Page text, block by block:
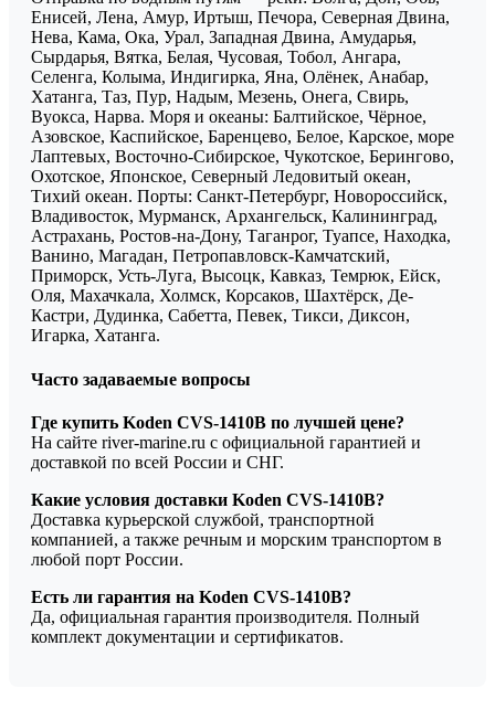
Енисей, Лена, Амур, Иртыш, Печора, Северная Двина,
Нева, Кама, Ока, Урал, Западная Двина, Амударья,
Сырдарья, Вятка, Белая, Чусовая, Тобол, Ангара,
Селенга, Колыма, Индигирка, Яна, Олёнек, Анабар,
Хатанга, Таз, Пур, Надым, Мезень, Онега, Свирь,
Вуокса, Нарва. Моря и океаны: Балтийское, Чёрное,
Азовское, Каспийское, Баренцево, Белое, Карское, море
Лаптевых, Восточно-Сибирское, Чукотское, Берингово,
Охотское, Японское, Северный Ледовитый океан,
Тихий океан. Порты: Санкт-Петербург, Новороссийск,
Владивосток, Мурманск, Архангельск, Калининград,
Астрахань, Ростов-на-Дону, Таганрог, Туапсе, Находка,
Ванино, Магадан, Петропавловск-Камчатский,
Приморск, Усть-Луга, Высоцк, Кавказ, Темрюк, Ейск,
Оля, Махачкала, Холмск, Корсаков, Шахтёрск, Де-
Кастри, Дудинка, Сабетта, Певек, Тикси, Диксон,
Игарка, Хатанга.
Часто задаваемые вопросы
Где купить Koden CVS-1410B по лучшей цене?
На сайте river-marine.ru с официальной гарантией и
доставкой по всей России и СНГ.
Какие условия доставки Koden CVS-1410B?
Доставка курьерской службой, транспортной
компанией, а также речным и морским транспортом в
любой порт России.
Есть ли гарантия на Koden CVS-1410B?
Да, официальная гарантия производителя. Полный
комплект документации и сертификатов.